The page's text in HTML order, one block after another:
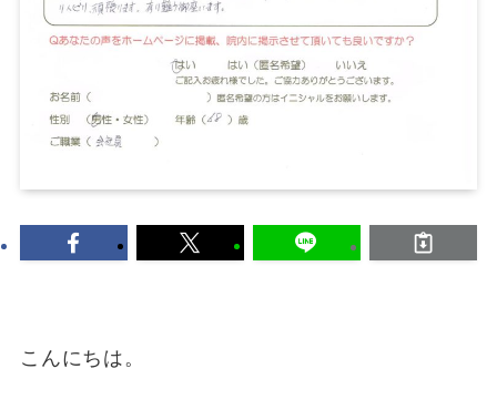
こんにちは。